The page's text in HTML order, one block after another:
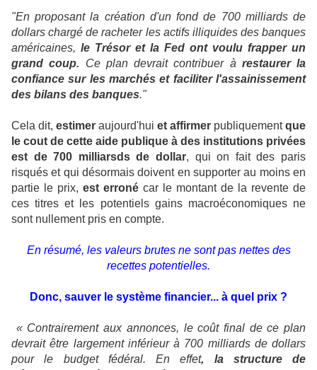
"En proposant la création d'un fond de 700 milliards de
dollars chargé de racheter les actifs illiquides des banques
américaines, le Trésor et la Fed ont voulu frapper un
grand coup. Ce plan devrait contribuer à restaurer la
confiance sur les marchés et faciliter l'assainissement
des bilans des banques."
Cela dit, estimer aujourd'hui et affirmer publiquementque
le cout de cette aide publique à des institutions privées
est de 700 milliarsds de dollar, qui on fait des paris
risqués et qui désormais doivent en supporter au moins en
partie le prix, est erroné car le montant de la revente de
ces titres et les potentiels gains macroéconomiques ne
sont nullement pris en compte.
En résumé, les valeurs brutes ne sont pas nettes des
recettes potentielles.
Donc, sauver le système financier... à quel prix ?
« Contrairement aux annonces, le coût final de ce plan
devrait être largement inférieur à 700 milliards de dollars
pour le budget fédéral. En effet, la structure de